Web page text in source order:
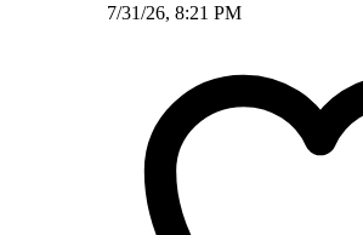
7/31/26, 8:21 PM